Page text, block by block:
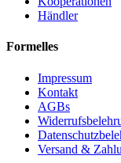
Händler
Formelles
Impressum
Kontakt
AGBs
Versand &